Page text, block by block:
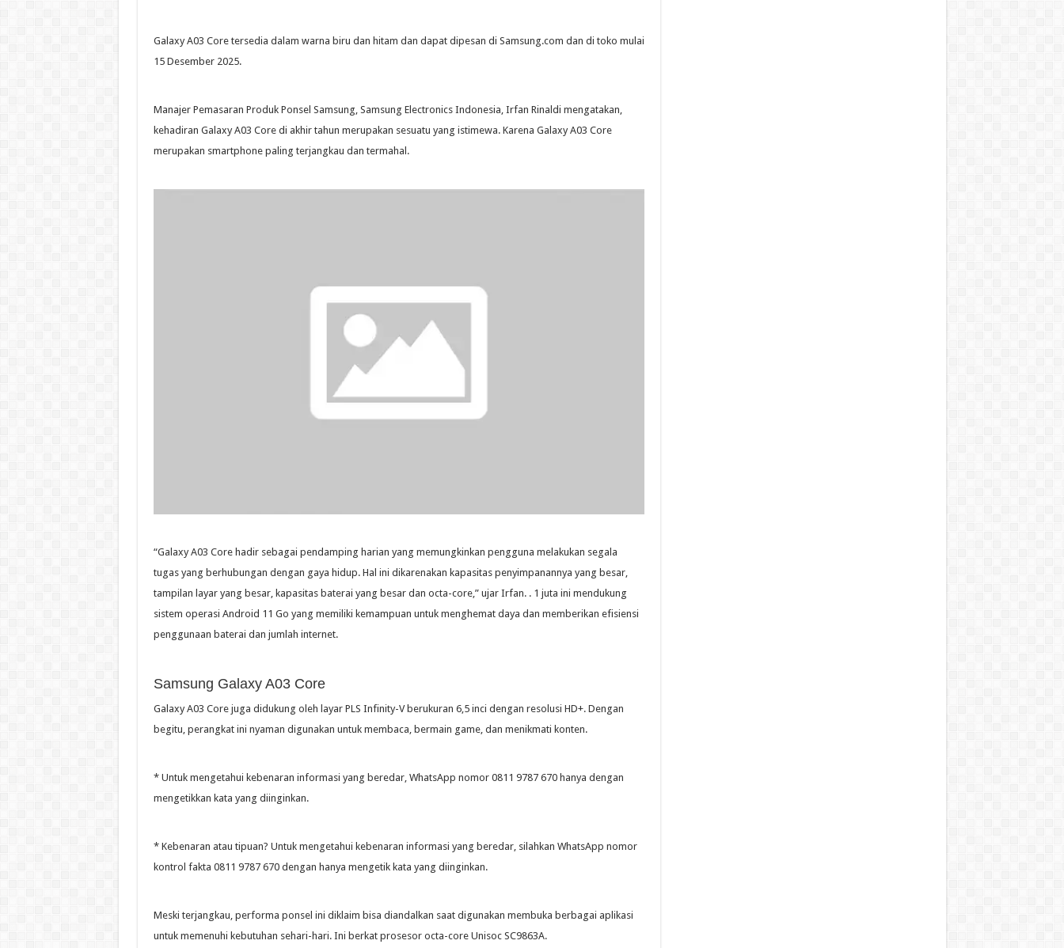
Galaxy A03 Core tersedia dalam warna biru dan hitam dan dapat dipesan di Samsung.com dan di toko mulai
15 Desember 2025.
Manajer Pemasaran Produk Ponsel Samsung, Samsung Electronics Indonesia, Irfan Rinaldi mengatakan,
kehadiran Galaxy A03 Core di akhir tahun merupakan sesuatu yang istimewa. Karena Galaxy A03 Core
merupakan smartphone paling terjangkau dan termahal.
“Galaxy A03 Core hadir sebagai pendamping harian yang memungkinkan pengguna melakukan segala
tugas yang berhubungan dengan gaya hidup. Hal ini dikarenakan kapasitas penyimpanannya yang besar,
tampilan layar yang besar, kapasitas baterai yang besar dan octa-core,” ujar Irfan. . 1 juta ini mendukung
sistem operasi Android 11 Go yang memiliki kemampuan untuk menghemat daya dan memberikan efisiensi
penggunaan baterai dan jumlah internet.
Samsung Galaxy A03 Core
Galaxy A03 Core juga didukung oleh layar PLS Infinity-V berukuran 6,5 inci dengan resolusi HD+. Dengan
begitu, perangkat ini nyaman digunakan untuk membaca, bermain game, dan menikmati konten.
* Untuk mengetahui kebenaran informasi yang beredar, WhatsApp nomor 0811 9787 670 hanya dengan
mengetikkan kata yang diinginkan.
* Kebenaran atau tipuan? Untuk mengetahui kebenaran informasi yang beredar, silahkan WhatsApp nomor
kontrol fakta 0811 9787 670 dengan hanya mengetik kata yang diinginkan.
Meski terjangkau, performa ponsel ini diklaim bisa diandalkan saat digunakan membuka berbagai aplikasi
untuk memenuhi kebutuhan sehari-hari. Ini berkat prosesor octa-core Unisoc SC9863A.